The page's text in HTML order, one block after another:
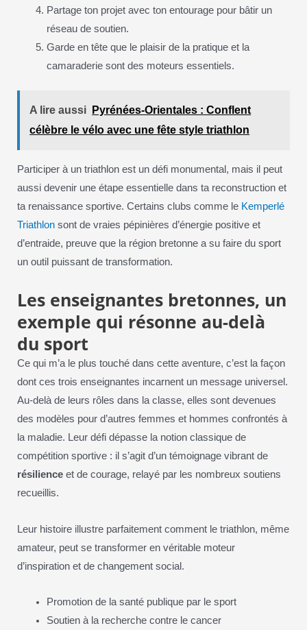
Partage ton projet avec ton entourage pour bâtir un
réseau de soutien.
Garde en tête que le plaisir de la pratique et la
camaraderie sont des moteurs essentiels.
A lire aussi
Pyrénées-Orientales : Conflent
célèbre le vélo avec une fête style triathlon
Participer à un triathlon est un défi monumental, mais il peut
aussi devenir une étape essentielle dans ta reconstruction et
ta renaissance sportive. Certains clubs comme le Kemperlé
Triathlonsont de vraies pépinières d’énergie positive et
d’entraide, preuve que la région bretonne a su faire du sport
un outil puissant de transformation.
Les enseignantes bretonnes, un
exemple qui résonne au-delà
du sport
Ce qui m’a le plus touché dans cette aventure, c’est la façon
dont ces trois enseignantes incarnent un message universel.
Au-delà de leurs rôles dans la classe, elles sont devenues
des modèles pour d’autres femmes et hommes confrontés à
la maladie. Leur défi dépasse la notion classique de
compétition sportive : il s’agit d’un témoignage vibrant de
résilienceet de courage, relayé par les nombreux soutiens
recueillis.
Leur histoire illustre parfaitement comment le triathlon, même
amateur, peut se transformer en véritable moteur
d’inspiration et de changement social.
Promotion de la santé publique par le sport
Soutien à la recherche contre le cancer